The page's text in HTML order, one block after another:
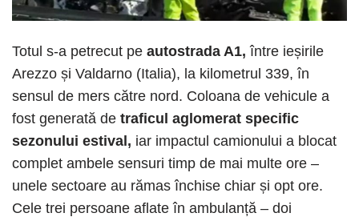
Totul s-a petrecut pe autostrada A1, între ieșirile
Arezzo și Valdarno (Italia), la kilometrul 339, în
sensul de mers către nord. Coloana de vehicule a
fost generată de traficul aglomerat specific
sezonului estival, iar impactul camionului a blocat
complet ambele sensuri timp de mai multe ore –
unele sectoare au rămas închise chiar și opt ore.
Cele trei persoane aflate în ambulanță – doi